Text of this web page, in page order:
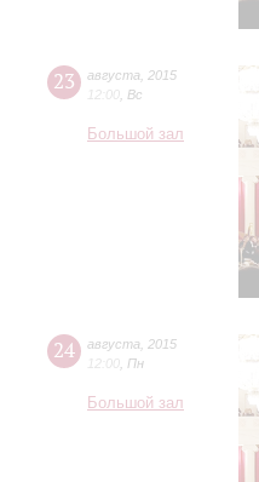
23 августа
2015
12:00 Вс
Большой зал
24 августа
2015
12:00 Пн
Большой зал